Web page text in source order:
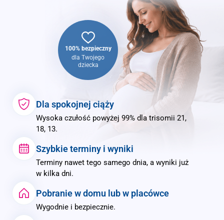
100% bezpieczny
dla Twojego
dziecka
Dla spokojnej ciąży
Wysoka czułość powyżej 99% dla trisomii 21,
18, 13.
Szybkie terminy i wyniki
Terminy nawet tego samego dnia, a wyniki już
w kilka dni.
Pobranie w domu lub w placówce
Wygodnie i bezpiecznie.